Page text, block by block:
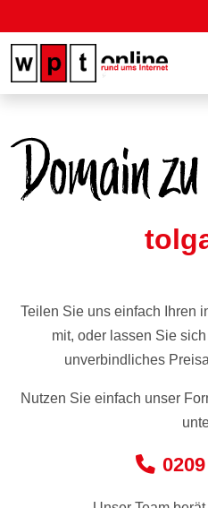
Teilen Sie uns einfach Ihren
mit, oder lassen Sie
unverbindliches
Nutzen Sie einfach unser